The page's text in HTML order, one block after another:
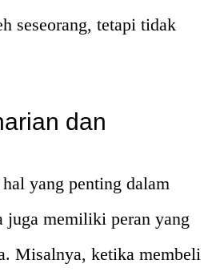
seseorang, tetapi tidak
dan
yang penting dalam
juga memiliki peran yang
Misalnya, ketika membeli